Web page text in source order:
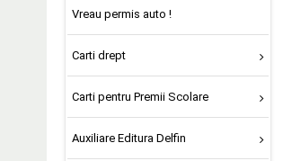
Vreau permis auto !
Carti drept
Carti pentru Premii Scolare
Auxiliare Editura Delfin